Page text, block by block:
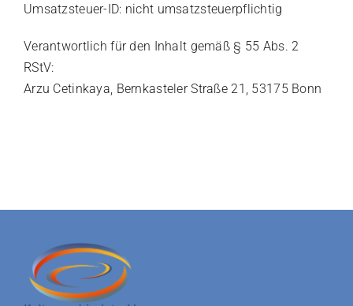
Umsatzsteuer-ID: nicht umsatzsteuerpflichtig
Verantwortlich für den Inhalt gemäß § 55 Abs. 2
RStV:
Arzu Cetinkaya, Bernkasteler Straße 21, 53175 Bonn